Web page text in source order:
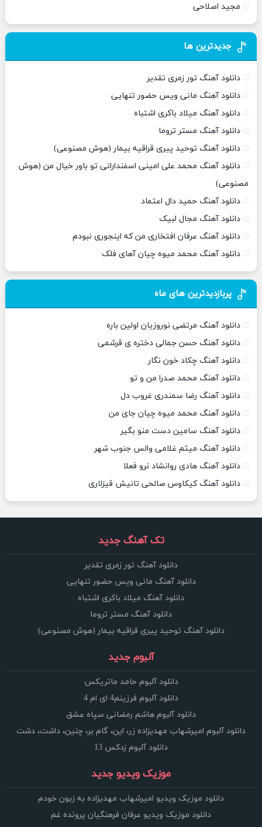
مجید اصلاحی
جدیدترین ها
دانلود آهنگ تور زمری تقدیر
دانلود آهنگ مانی ویس حضور تنهایی
دانلود آهنگ میلاد باکری اشتباه
دانلود آهنگ مستر تروما
دانلود آهنگ توحید پیری قراقیه بیمار (هوش مصنوعی)
دانلود آهنگ محمد علی امینی اسفندارانی تو باور خیال من (هوش
مصنوعی)
دانلود آهنگ حمید دال اعتماد
دانلود آهنگ مجال لبیک
دانلود آهنگ عرفان افتخاری من که اینجوری نبودم
دانلود آهنگ محمد میوه چیان آهای فلک
پربازدیدترین های ماه
دانلود آهنگ مرتضی نوروزیان اولین باره
دانلود آهنگ حسن جمالی دختره ی قرشمی
دانلود آهنگ چکاد خون نگار
دانلود آهنگ محمد صدرا من و تو
دانلود آهنگ رضا سمندری غروب دل
دانلود آهنگ محمد میوه چیان جای من
دانلود آهنگ سامین دست منو بگیر
دانلود آهنگ میثم غلامی والس جنوب شهر
دانلود آهنگ هادی روانشاد نرو فعلا
دانلود آهنگ کیکاوس صالحی تانیش قیزلاری
تک آهنگ جدید
دانلود آهنگ تور زمری تقدیر
دانلود آهنگ مانی ویس حضور تنهایی
دانلود آهنگ میلاد باکری اشتباه
دانلود آهنگ مستر تروما
دانلود آهنگ توحید پیری قراقیه بیمار (هوش مصنوعی)
آلبوم جدید
دانلود آلبوم حامد ماتریکس
دانلود آلبوم فرزینم4 ای ام 4
دانلود آلبوم هاشم رمضانی سپاه عشق
دانلود آلبوم امیرشهاب مهدیزاده زر، این، گام بر، چنین، داشت، دشت
دانلود آلبوم زدکس 13
موزیک ویدیو جدید
دانلود موزیک ویدیو امیرشهاب مهدیزاده به زبون خودم
دانلود موزیک ویدیو عرفان فرهنگیان پرونده غم